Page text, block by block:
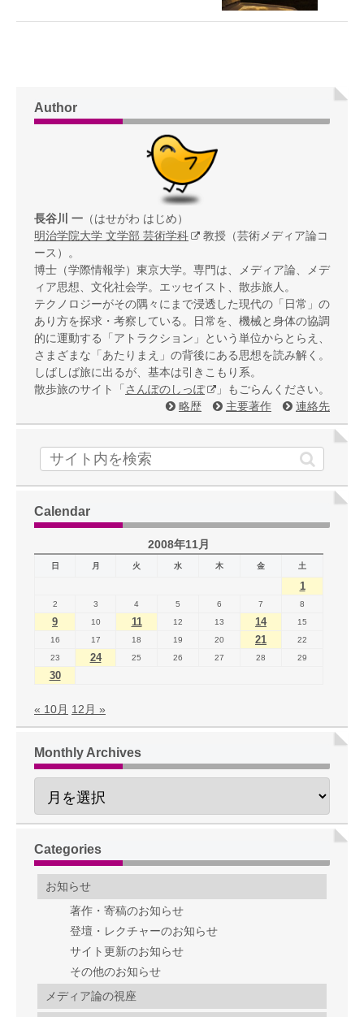
Author
長谷川 一 （はせがわ はじめ）
明治学院大学 文学部 芸術学科
教授（芸術メディア論コ
ース）。
博士（学際情報学）東京大学。専門は、メディア論、メデ
ィア思想、文化社会学。エッセイスト、散歩旅人。
テクノロジーがその隅々にまで浸透した現代の「日常」の
あり方を探求・考察している。日常を、機械と身体の協調
的に運動する「アトラクション」という単位からとらえ、
さまざまな「あたりまえ」の背後にある思想を読み解く。
しばしば旅に出るが、基本は引きこもり系。
散歩旅のサイト「 さんぽのしっぽ
」もごらんください。
略歴
主要著作 連絡先
Calendar
2008年11月
日 月 火 水 木 金 土
1
2 3 4 5 6 7 8
9 10 11 12 13 14
15
16
17 18 19 20 21
22
23
24 25 26 27 28 29
30
« 10月 12月 »
Monthly Archives
Categories
お知らせ
著作・寄稿のお知らせ
登壇・レクチャーのお知らせ
サイト更新のお知らせ
その他のお知らせ
メディア論の視座